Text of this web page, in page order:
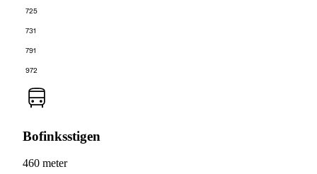
725
731
791
972
Bofinksstigen
460 meter